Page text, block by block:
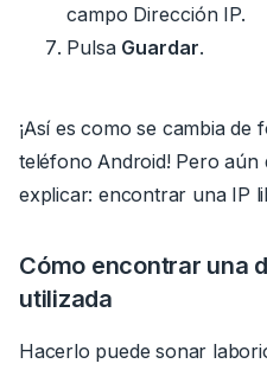
campo Dirección IP.
Pulsa Guardar.
¡Así es como se cambia
teléfono Android! Pero aún
explicar: encontrar una IP
Cómo encontrar una
utilizada
Hacerlo puede sonar